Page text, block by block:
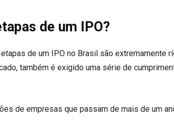
de um IPO?
de um IPO no Brasil são extremamente
também é exigido uma série de
de empresas que passam de mais de um